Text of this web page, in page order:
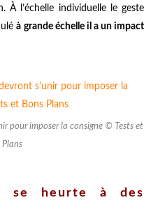
À l’échelle individuelle le geste
à grande échelle il a un impact
pour imposer la consigne © Tests et
Plans
se heurte à des